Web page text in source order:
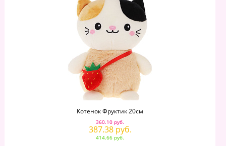
Котенок Фруктик 20см
360.10 руб.
387.38 руб.
414.66 руб.